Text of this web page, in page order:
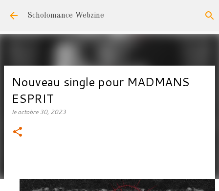
Accéder au contenu principal
Scholomance Webzine
Nouveau single pour MADMANS
ESPRIT
leoctobre 30, 2023